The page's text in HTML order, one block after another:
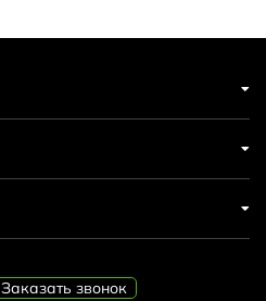
Заказать звонок